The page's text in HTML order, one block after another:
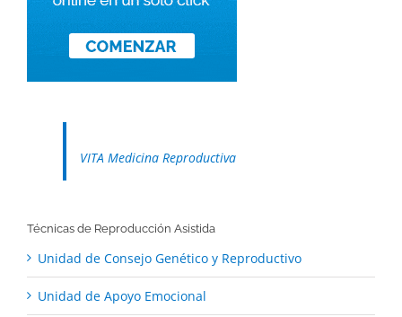
VITA Medicina Reproductiva
Técnicas de Reproducción Asistida
Unidad de Consejo Genético y Reproductivo
Unidad de Apoyo Emocional